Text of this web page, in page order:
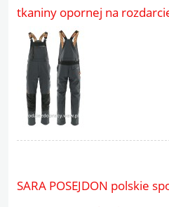
tkaniny opornej na
SARA POSEJDON polskie